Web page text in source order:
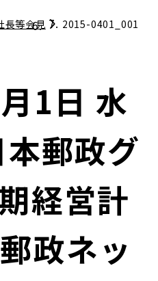
ップ
ブ
報トップ
ィトップ
長等会見 2015-0401_001
1日 水
郵政グ
経営計
政ネッ